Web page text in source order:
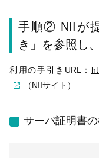
手順② NIIが
き」を参照し
利用の手引きURL：
（NIIサイト）
サーバ証明書